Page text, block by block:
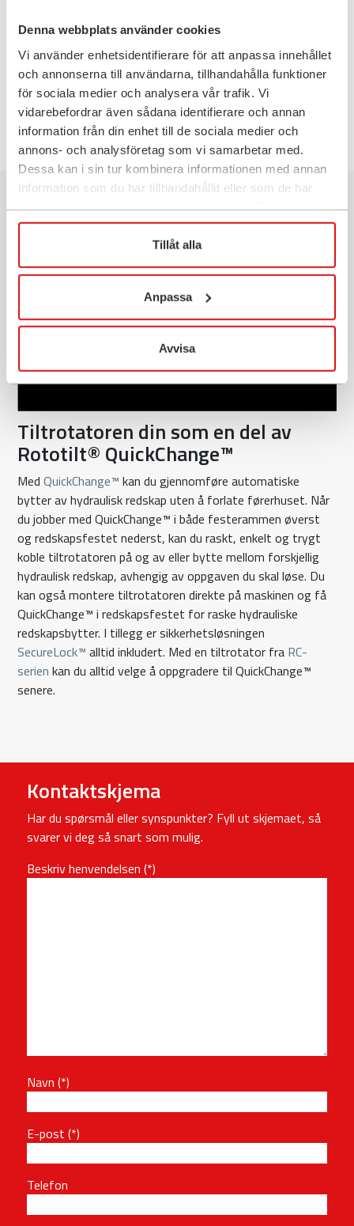
Denna webbplats använder cookies
Vi använder enhetsidentifierare för att anpassa innehållet
och annonserna till användarna, tillhandahålla funktioner
för sociala medier och analysera vår trafik. Vi
vidarebefordrar även sådana identifierare och annan
information från din enhet till de sociala medier och
annons- och analysföretag som vi samarbetar med.
Dessa kan i sin tur kombinera informationen med annan
information som du har tillhandahållit eller som de har
när som helst återkalla ditt lämnade samtycke.
Tillåt alla
Anpassa
Avvisa
optimal koordinering med RC™-seriens tiltrotatorer, siden
du slipper å ta hensyn til hastigheten på rotasjon og tilt.
Kjøreopplevelsen blir smidigere, og bevegelsene blir mer
kontrollerte, noe som gir høyere presisjon og bedre resultat
uansett oppdrag.
Tiltrotatoren din som en del av
Rototilt® QuickChange™
MedQuickChange™ kan du gjennomføre automatiske
bytter av hydraulisk redskap uten å forlate førerhuset. Når
du jobber med QuickChange™ i både festerammen øverst
og redskapsfestet nederst, kan du raskt, enkelt og trygt
koble tiltrotatoren på og av eller bytte mellom forskjellig
hydraulisk redskap, avhengig av oppgaven du skal løse. Du
kan også montere tiltrotatoren direkte på maskinen og få
QuickChange™ i redskapsfestet for raske hydrauliske
redskapsbytter. I tillegg er sikkerhetsløsningen
SecureLock™ alltid inkludert. Med en tiltrotator fra RC-
serien kan du alltid velge å oppgradere til QuickChange™
senere.
Kontaktskjema
Har du spørsmål eller synspunkter? Fyll ut skjemaet, så
svarer vi deg så snart som mulig.
Beskriv henvendelsen
Navn
E-post
Telefon